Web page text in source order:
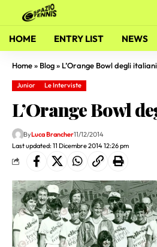
HOME ENTRY LIST NEWS
Home» Blog» L’Orange Bowl degli italiani
Junior Le Interviste
L’Orange Bowl
Last updated: 11 Dicembre 2014 12:26 pm
ByLuca Brancher11/12/2014